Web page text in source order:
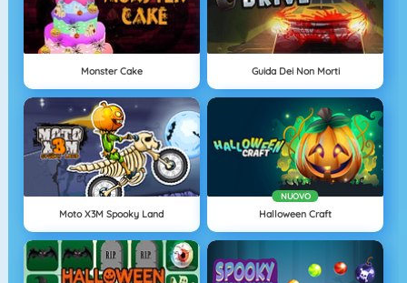
Monster Cake Guida Dei Non Morti
Moto X3M Spooky Land
NUOVO
Halloween Craft